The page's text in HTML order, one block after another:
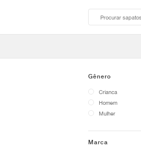
Gênero
Crianca
Homem
Mulher
Marca